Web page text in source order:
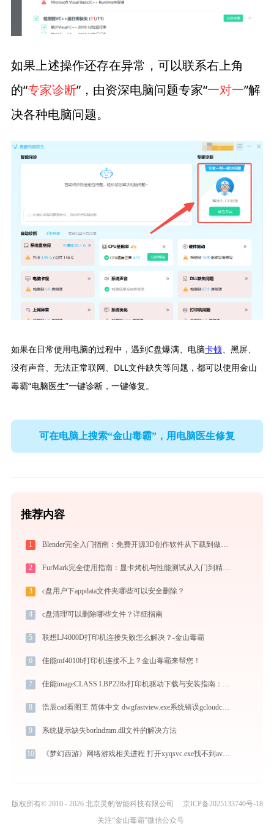
如果上述操作还存在异常，可以联系右上角
的“专家诊断”，由资深电脑问题专家“一对一”解
决各种电脑问题。
如果在日常使用电脑的过程中，遇到C盘爆满、电脑卡顿、黑屏、
没有声音、无法正常联网、DLL文件缺失等问题，都可以使用金山
毒霸“电脑医生”一键诊断，一键修复。
可在电脑上搜索“金山毒霸”，用电脑医生修复
推荐内容
1 Blender完全入门指南：免费开源3D创作软件从下载到做出第一个作品（2026最新）
2 FurMark完全使用指南：显卡烤机与性能测试从入门到精通（2026最新）
3 c盘用户下appdata文件夹哪些可以安全删除？
4 c盘清理可以删除哪些文件？详细指南
5 联想LJ4000D打印机连接失败怎么解决？-金山毒霸
6 佳能mf4010b打印机连接不上？金山毒霸来帮您！
7 佳能imageCLASS LBP228x打印机驱动下载与安装指南：一步步教您操作
8 浩辰cad看图王 简体中文 dwgfastview.exe系统错误gcloudcomm.dll丢失如何解决
9 系统提示缺失borlndmm.dll文件的解决方法
10 《梦幻西游》网络游戏相关进程 打开xyqsvc.exe找不到avcodec-58.dll怎么办
版权所有© 2010 - 2026 北京灵豹智能科技有限公司
京ICP备2025133740号-18
关注“金山毒霸”微信公众号